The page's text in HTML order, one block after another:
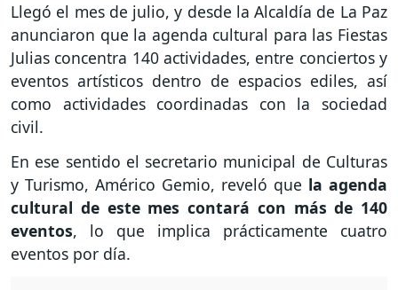
Llegó el mes de julio, y desde la Alcaldía de La Paz
anunciaron que la agenda cultural para las Fiestas
Julias concentra 140 actividades, entre conciertos y
eventos artísticos dentro de espacios ediles, así
como actividades coordinadas con la sociedad
civil.
En ese sentido el secretario municipal de Culturas
y Turismo, Américo Gemio, reveló que la agenda
cultural de este mes contará con más de 140
eventos, lo que implica prácticamente cuatro
eventos por día.